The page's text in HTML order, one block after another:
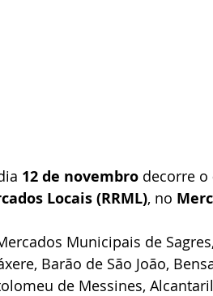
12 de novembro decorre o
Locais (RRML), no
Municipais de
Barão de São João,
de Messines,